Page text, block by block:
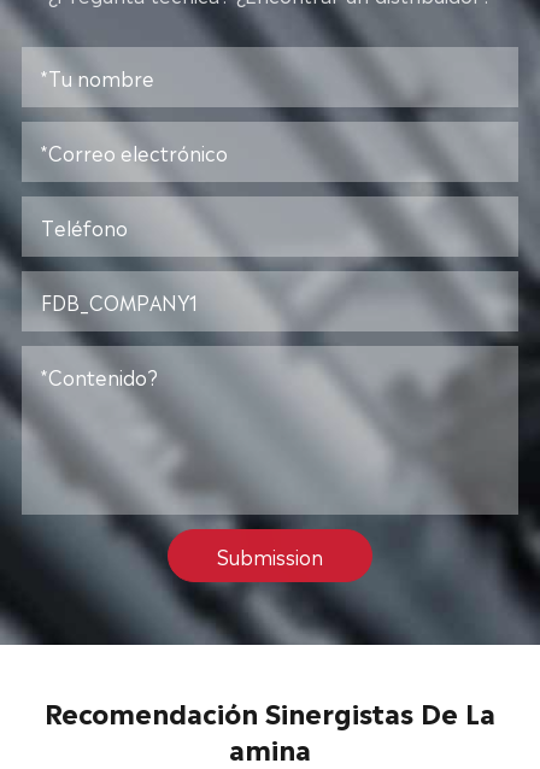
Submission
Recomendación Sinergistas De La
amina